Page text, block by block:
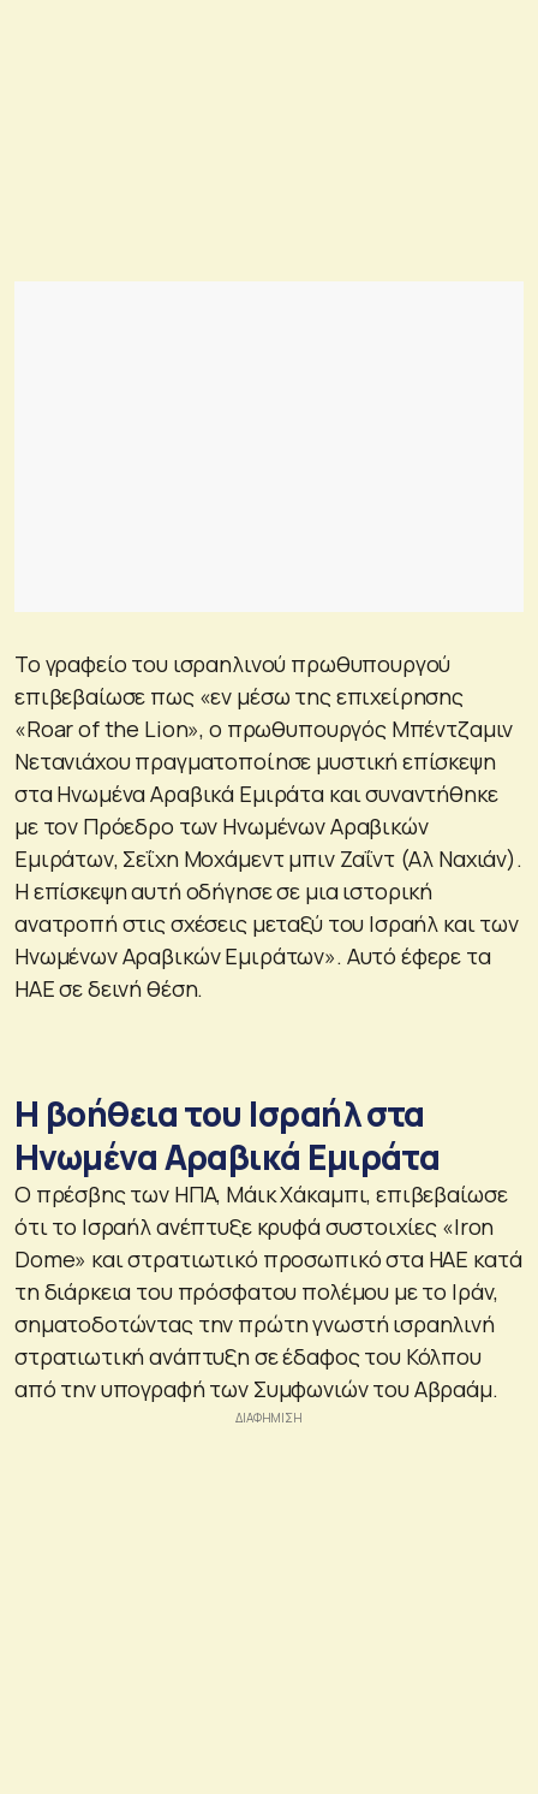
Το γραφείο του ισραηλινού πρωθυπουργού
επιβεβαίωσε πως «εν μέσω της επιχείρησης
«Roar of the Lion», ο πρωθυπουργός Μπέντζαμιν
Νετανιάχου πραγματοποίησε μυστική επίσκεψη
στα Ηνωμένα Αραβικά Εμιράτα και συναντήθηκε
με τον Πρόεδρο των Ηνωμένων Αραβικών
Εμιράτων, Σεΐχη Μοχάμεντ μπιν Ζαΐντ (Αλ Ναχιάν).
Η επίσκεψη αυτή οδήγησε σε μια ιστορική
ανατροπή στις σχέσεις μεταξύ του Ισραήλ και των
Ηνωμένων Αραβικών Εμιράτων». Αυτό έφερε τα
ΗΑΕ σε δεινή θέση.
Η βοήθεια του Ισραήλ στα
Ηνωμένα Αραβικά Εμιράτα
Ο πρέσβης των ΗΠΑ, Μάικ Χάκαμπι, επιβεβαίωσε
ότι το Ισραήλ ανέπτυξε κρυφά συστοιχίες «Iron
Dome» και στρατιωτικό προσωπικό στα ΗΑΕ κατά
τη διάρκεια του πρόσφατου πολέμου με το Ιράν,
σηματοδοτώντας την πρώτη γνωστή ισραηλινή
στρατιωτική ανάπτυξη σε έδαφος του Κόλπου
από την υπογραφή των Συμφωνιών του Αβραάμ.